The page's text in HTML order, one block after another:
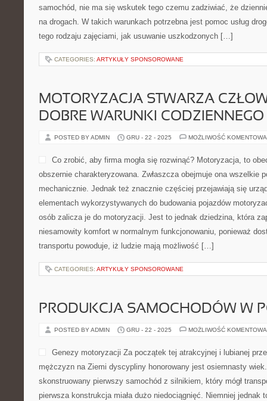
samochód, nie ma się wskutek tego czemu zadziwiać, że
na drogach. W takich warunkach potrzebna jest pomoc usług
tego rodzaju zajęciami, jak usuwanie uszkodzonych […]
CATEGORIES: ARTYKUŁY SPONSOROWANE
MOTORYZACJA STWARZA
DOBRE WARUNKI
POSTED BY ADMIN GRU - 22 - 2025 MOŻLIWOŚĆ
Co zrobić, aby firma mogła się rozwinąć? Motoryzacja, to
obszernie charakteryzowana. Zwłaszcza obejmuje ona wszelkie
mechanicznie. Jednak też znacznie częściej przejawiają się
elementach wykorzystywanych do budowania pojazdów
osób zalicza je do motoryzacji. Jest to jednak dziedzina, która
niesamowity komfort w normalnym funkcjonowaniu, ponieważ
transportu powoduje, iż ludzie mają możliwość […]
CATEGORIES: ARTYKUŁY SPONSOROWANE
PRODUKCJA SAMOCHODÓW W
POSTED BY ADMIN GRU - 22 - 2025 MOŻLIWOŚĆ
Genezy motoryzacji Za początek tej atrakcyjnej i lubianej
mężczyzn na Ziemi dyscypliny honorowany jest osiemnasty wiek.
skonstruowany pierwszy samochód z silnikiem, który mógł
pierwsza konstrukcja miała dużo niedociągnięć. Niemniej jednak